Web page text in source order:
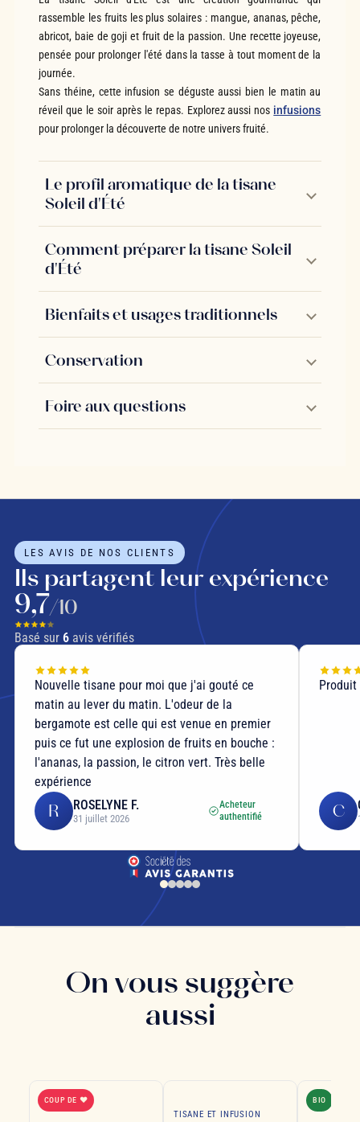
rassemble les fruits les plus solaires : mangue, ananas, pêche,
abricot, baie de goji et fruit de la passion. Une recette joyeuse,
pensée pour prolonger l'été dans la tasse à tout moment de la
journée.
Sans théine, cette infusion se déguste aussi bien le matin au
réveil que le soir après le repas. Explorez aussi nos infusions
pour prolonger la découverte de notre univers fruité.
Le profil aromatique de la tisane
Soleil d'Été
Comment préparer la tisane Soleil
d'Été
Bienfaits et usages traditionnels
Conservation
Foire aux questions
LES AVIS DE NOS CLIENTS
Ils partagent leur expérience
9,7/10
Basé sur 6avis vérifiés
Nouvelle tisane pour moi que j'ai gouté ce
matin au lever du matin. L'odeur de la
bergamote est celle qui est venue en premier
puis ce fut une explosion de fruits en bouche :
l'ananas, la passion, le citron vert. Très belle
expérience
R ROSELYNE F.
31 juillet 2026
Acheteur
authentifié
C
On vous suggère
aussi
COUP DE ❤
TISANE ET INFUSION
BIO